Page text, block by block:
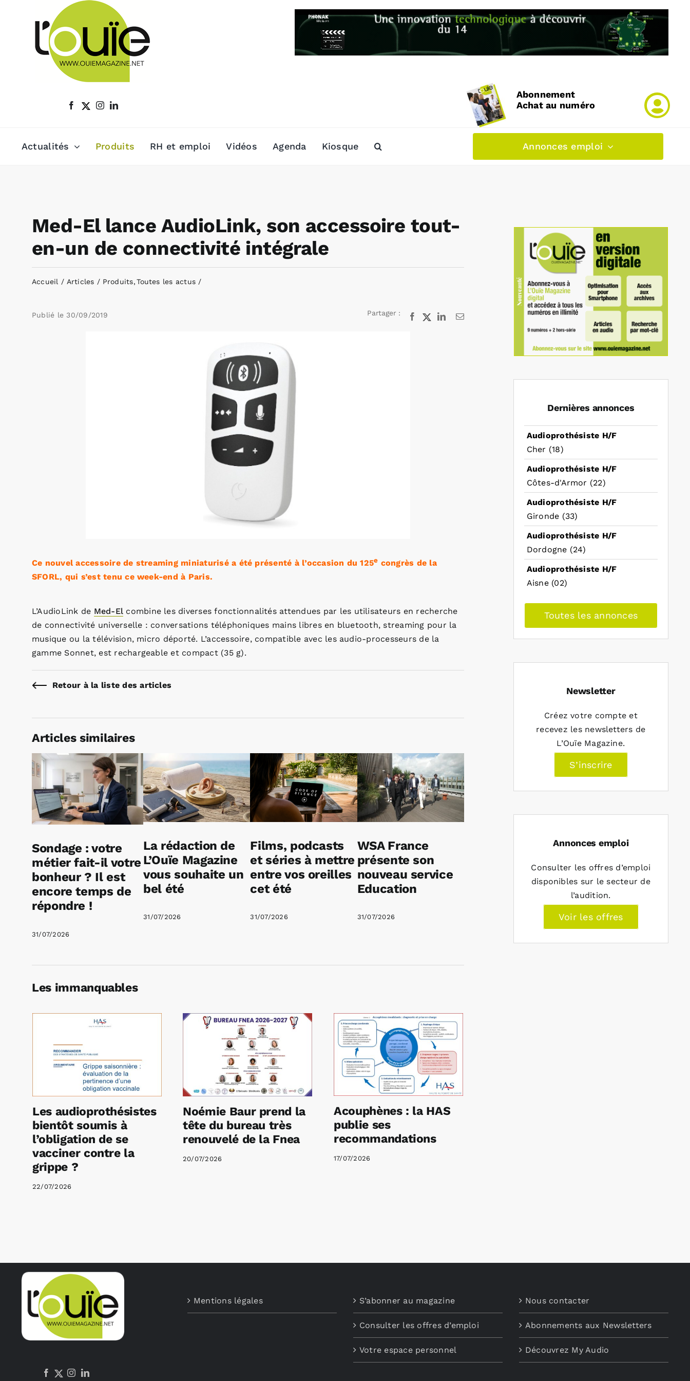
Abonnement
Achat au numéro
Actualités Produits RH et emploi Vidéos Agenda Kiosque Annonces emploi
Med-El lance AudioLink, son accessoire tout-
en-un de connectivité intégrale
Accueil Articles Produits Toutes les actus
Publié le 30/09/2019 Partager : Facebook
X LinkedInEmail
Ce nouvel accessoire de streaming miniaturisé a été présenté à l’occasion du 125e congrès de la
SFORL, qui s’est tenu ce week-end à Paris.
L’AudioLink de Med-El combine les diverses fonctionnalités attendues par les utilisateurs en recherche
de connectivité universelle : conversations téléphoniques mains libres en bluetooth, streaming pour la
musique ou la télévision, micro déporté. L’accessoire, compatible avec les audio-processeurs de la
gamme Sonnet, est rechargeable et compact (35 g).
Retour à la liste des articles
Articles similaires
Sondage : votre
métier fait-il votre
bonheur ? Il est
encore temps de
répondre !
31/07/2026
La rédaction de
L’Ouïe Magazine
vous souhaite un
bel été
31/07/2026
Films, podcasts
et séries à mettre
entre vos oreilles
cet été
31/07/2026
WSA France
présente son
nouveau service
Education
31/07/2026
Les immanquables
Les audioprothésistes
bientôt soumis à
l’obligation de se
vacciner contre la
grippe ?
22/07/2026
Noémie Baur prend la
tête du bureau très
renouvelé de la Fnea
20/07/2026
Acouphènes : la HAS
publie ses
recommandations
17/07/2026
Dernières annonces
Audioprothésiste H/F
Cher (18)
Audioprothésiste H/F
Côtes-d'Armor (22)
Audioprothésiste H/F
Gironde (33)
Audioprothésiste H/F
Dordogne (24)
Audioprothésiste H/F
Aisne (02)
Toutes les annonces
Newsletter
Créez votre compte et
recevez les newsletters de
L’Ouïe Magazine.
S’inscrire
Annonces emploi
Consulter les offres d’emploi
disponibles sur le secteur de
l’audition.
Voir les offres
Mentions légales S’abonner au magazine
Consulter les offres d’emploi
Votre espace personnel
Nous contacter
Abonnements aux Newsletters
Découvrez My Audio